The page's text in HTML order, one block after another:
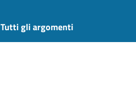
Tutti gli argomenti